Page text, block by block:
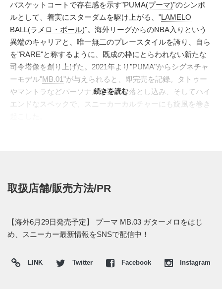
バスケットコートで存在感を示す"PUMA(プーマ)"のシンボ
ルとして、着実にスターダムを駆け上がる、"LAMELO
BALL(ラメロ・ボール)"。海外リーグからのNBA入りという
異端のキャリアと、唯一無二のプレースタイルを誇り、自ら
を"RARE"と称するように、既成の枠にとらわれない新たな
司令塔像を創り上げた。2021年より"PUMA"からシグネチャ
ーモデル"MB.01"が与えられると、即完売を記録。タトゥー
やマントラなどパーソナルな要素を落とし込み、そしてハイ
エンドなスペックで、スニーカーカルチャーにも旋風を巻き
重ね、ドリップパターンのようなミッドソールのディティー
2023年6月29日よりOpenSeaにて"NFT"'が発売予
定。"NFT"所有者には7月18日から8月20日までの期間中に現
報が入り次第、スニーカーウォーズのTwitter やFacebookなど
続きを読む
取扱店舗/販売方法/PR
【海外6月29日発売予定】 プーマ MB.03 ガターメロをはじ
め、スニーカー最新情報をSNSで配信中！
LINK Twitter Facebook Instagram